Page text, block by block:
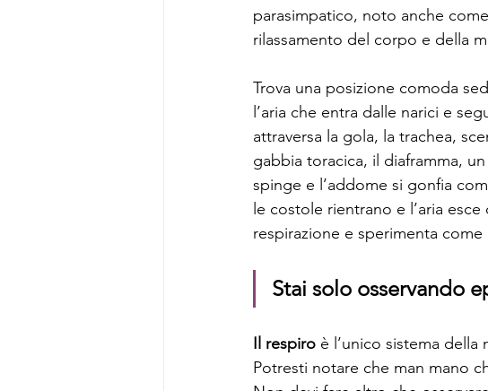
parasimpatico, noto anche
rilassamento del corpo e della
Trova una posizione comoda
l’aria che entra dalle narici e
attraversa la gola, la trachea,
gabbia toracica, il diaframma,
spinge e l’addome si gonfia
le costole rientrano e l’aria
respirazione e sperimenta
Stai solo osservando
Il respiro è l’unico sistema
Potresti notare che man mano